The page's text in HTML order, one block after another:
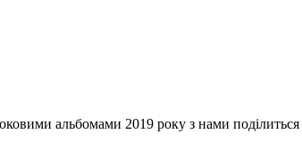
альбомами 2019 року з нами поділиться